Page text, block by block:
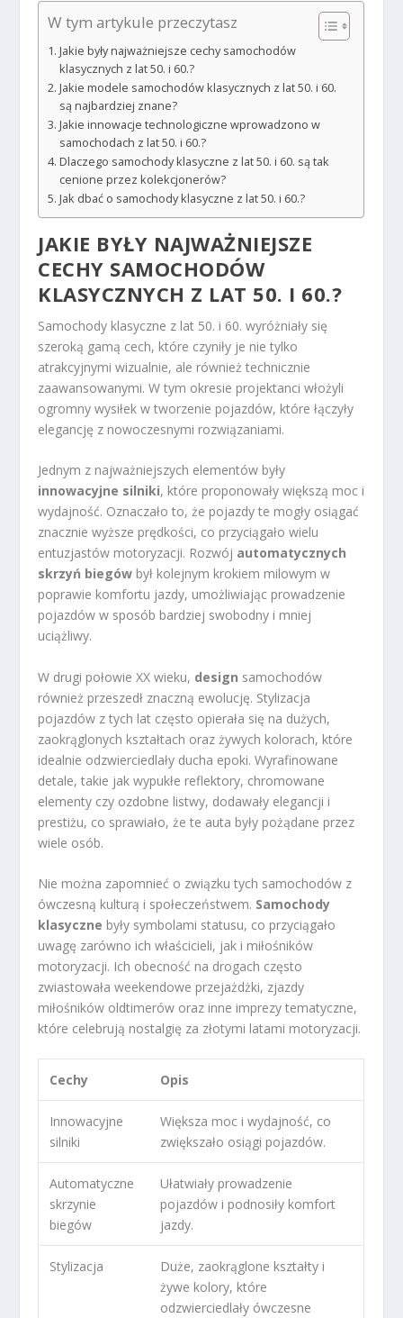
W tym artykule przeczytasz
Jakie były najważniejsze cechy samochodów
klasycznych z lat 50. i 60.?
Jakie modele samochodów klasycznych z lat 50. i 60.
są najbardziej znane?
Jakie innowacje technologiczne wprowadzono w
samochodach z lat 50. i 60.?
Dlaczego samochody klasyczne z lat 50. i 60. są tak
cenione przez kolekcjonerów?
Jak dbać o samochody klasyczne z lat 50. i 60.?
JAKIE BYŁY NAJWAŻNIEJSZE
CECHY SAMOCHODÓW
KLASYCZNYCH Z LAT 50. I 60.?
Samochody klasyczne z lat 50. i 60. wyróżniały się
szeroką gamą cech, które czyniły je nie tylko
atrakcyjnymi wizualnie, ale również technicznie
zaawansowanymi. W tym okresie projektanci włożyli
ogromny wysiłek w tworzenie pojazdów, które łączyły
elegancję z nowoczesnymi rozwiązaniami.
Jednym z najważniejszych elementów były
innowacyjne silniki, które proponowały większą moc i
wydajność. Oznaczało to, że pojazdy te mogły osiągać
znacznie wyższe prędkości, co przyciągało wielu
entuzjastów motoryzacji. Rozwój automatycznych
skrzyń biegów był kolejnym krokiem milowym w
poprawie komfortu jazdy, umożliwiając prowadzenie
pojazdów w sposób bardziej swobodny i mniej
uciążliwy.
W drugi połowie XX wieku, design samochodów
również przeszedł znaczną ewolucję. Stylizacja
pojazdów z tych lat często opierała się na dużych,
zaokrąglonych kształtach oraz żywych kolorach, które
idealnie odzwierciedlały ducha epoki. Wyrafinowane
detale, takie jak wypukłe reflektory, chromowane
elementy czy ozdobne listwy, dodawały elegancji i
prestiżu, co sprawiało, że te auta były pożądane przez
wiele osób.
Nie można zapomnieć o związku tych samochodów z
ówczesną kulturą i społeczeństwem. Samochody
klasyczne były symbolami statusu, co przyciągało
uwagę zarówno ich właścicieli, jak i miłośników
motoryzacji. Ich obecność na drogach często
zwiastowała weekendowe przejażdżki, zjazdy
miłośników oldtimerów oraz inne imprezy tematyczne,
które celebrują nostalgię za złotymi latami motoryzacji.
Cechy Opis
Innowacyjne
silniki
Większa moc i wydajność, co
zwiększało osiągi pojazdów.
Automatyczne
skrzynie
biegów
Ułatwiały prowadzenie
pojazdów i podnosiły komfort
jazdy.
Stylizacja
Duże, zaokrąglone kształty i
żywe kolory, które
odzwierciedlały ówczesne